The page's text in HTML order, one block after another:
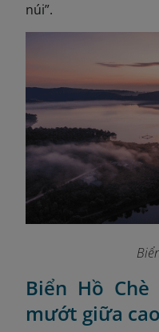
núi”.
Biển Hồ
mướt giữa